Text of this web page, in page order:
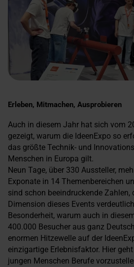
Erleben, Mitmachen, Ausprobieren
Auch in diesem Jahr hat sich vom
gezeigt, warum die IdeenExpo so
das größte Technik- und
Menschen in Europa gilt.
Neun Tage, über 330 Aussteller,
Exponate in 14 Themenbereichen
sind schon beeindruckende Zahlen,
Dimension dieses Events
Besonderheit, warum auch in
400.000 Besucher aus ganz
enormen Hitzewelle auf der
einzigartige Erlebnisfaktor. Hier
jungen Menschen Berufe